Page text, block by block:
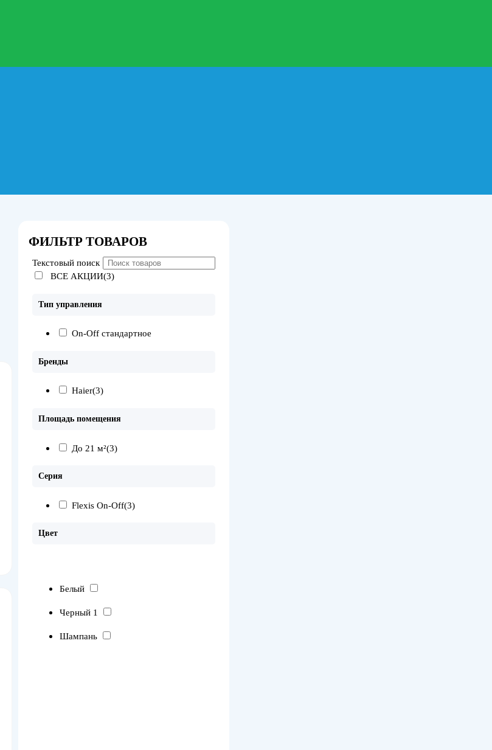
ФИЛЬТР ТОВАРОВ
Текстовый поиск
ВСЕ АКЦИИ(3)
Тип управления
On-Off стандартное
Бренды
Haier(3)
Площадь помещения
До 21 м²(3)
Серия
Flexis On-Off(3)
Цвет
Белый
Черный 1
Шампань